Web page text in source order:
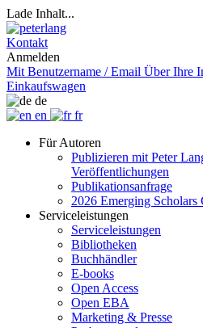
Lade Inhalt...
Kontakt
Anmelden
Mit Benutzername / Email Über Ihre
Einkaufswagen
de
en
fr
Für Autoren
Publizieren mit Peter
Veröffentlichungen
Publikationsanfrage
2026 Emerging Scholars
Serviceleistungen
Serviceleistungen
Bibliotheken
Buchhändler
E-books
Open Access
Open EBA
Marketing & Presse